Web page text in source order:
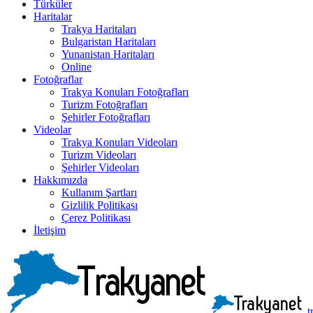
Türküler
Haritalar
Trakya Haritaları
Bulgaristan Haritaları
Yunanistan Haritaları
Online
Fotoğraflar
Trakya Konuları Fotoğrafları
Turizm Fotoğrafları
Şehirler Fotoğrafları
Videolar
Trakya Konuları Videoları
Turizm Videoları
Şehirler Videoları
Hakkımızda
Kullanım Şartları
Gizlilik Politikası
Çerez Politikası
İletişim